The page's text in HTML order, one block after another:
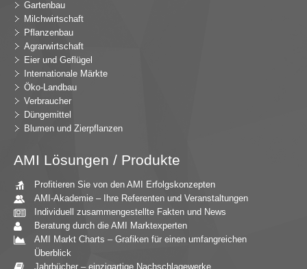
Gartenbau
Milchwirtschaft
Pflanzenbau
Agrarwirtschaft
Eier und Geflügel
Internationale Märkte
Öko-Landbau
Verbraucher
Düngemittel
Blumen und Zierpflanzen
AMI Lösungen / Produkte
Profitieren Sie von den AMI Erfolgskonzepten
AMI-Akademie – Ihre Referenten und Veranstaltungen
Individuell zusammengestellte Fakten und News
Beratung durch die AMI Marktexperten
AMI Markt Charts – Grafiken für einen umfangreichen
Überblick
Jahrbücher – einzigartige Nachschlagewerke